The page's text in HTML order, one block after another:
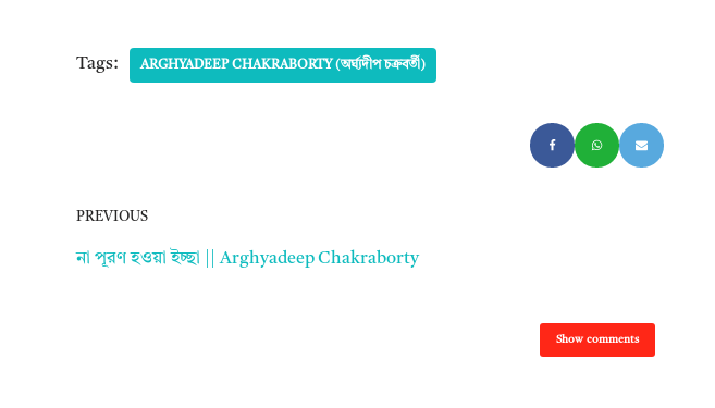
Tags: ARGHYADEEP CHAKRABORTY (অর্ঘ্যদীপ চক্রবর্তী)
PREVIOUS
না পূরণ হওয়া ইচ্ছা || Arghyadeep Chakraborty
Show comments